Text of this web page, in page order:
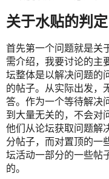
关于水贴的判定
首先第一个问题就是关
需介绍，我要讨论的主
坛整体是以解决问题的
的帖子。从实际出发，
答。作为一个等待解决
到大量无关的，不会对
他们从论坛获取问题解
分帖子，而对置顶的一
坛活动一部分的一些帖
的。